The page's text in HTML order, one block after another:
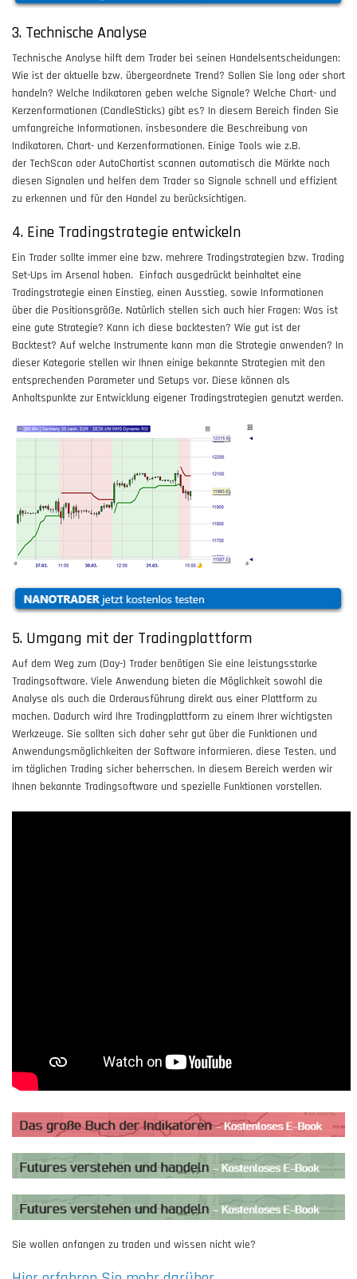
3. Technische Analyse
Technische Analyse hilft dem Trader bei seinen Handelsentscheidungen:
Wie ist der aktuelle bzw. übergeordnete Trend? Sollen Sie long oder short
handeln? Welche Indikatoren geben welche Signale? Welche Chart- und
Kerzenformationen (CandleSticks) gibt es? In diesem Bereich finden Sie
umfangreiche Informationen, insbesondere die Beschreibung von
Indikatoren, Chart- und Kerzenformationen. Einige Tools wie z.B.
der TechScan oder AutoChartist scannen automatisch die Märkte nach
diesen Signalen und helfen dem Trader so Signale schnell und effizient
zu erkennen und für den Handel zu berücksichtigen.
4. Eine Tradingstrategie entwickeln
Ein Trader sollte immer eine bzw. mehrere Tradingstrategien bzw. Trading
Set-Ups im Arsenal haben. Einfach ausgedrückt beinhaltet eine
Tradingstrategie einen Einstieg, einen Ausstieg, sowie Informationen
über die Positionsgröße. Natürlich stellen sich auch hier Fragen: Was ist
eine gute Strategie? Kann ich diese backtesten? Wie gut ist der
Backtest? Auf welche Instrumente kann man die Strategie anwenden? In
dieser Kategorie stellen wir Ihnen einige bekannte Strategien mit den
entsprechenden Parameter und Setups vor. Diese können als
Anhaltspunkte zur Entwicklung eigener Tradingstrategien genutzt werden.
5. Umgang mit der Tradingplattform
Auf dem Weg zum (Day-) Trader benötigen Sie eine leistungsstarke
Tradingsoftware. Viele Anwendung bieten die Möglichkeit sowohl die
Analyse als auch die Orderausführung direkt aus einer Plattform zu
machen. Dadurch wird Ihre Tradingplattform zu einem Ihrer wichtigsten
Werkzeuge. Sie sollten sich daher sehr gut über die Funktionen und
Anwendungsmöglichkeiten der Software informieren, diese Testen, und
im täglichen Trading sicher beherrschen. In diesem Bereich werden wir
Ihnen bekannte Tradingsoftware und spezielle Funktionen vorstellen.
Sie wollen anfangen zu traden und wissen nicht wie?